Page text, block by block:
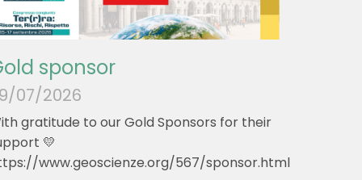
sponsor
07/2026
gratitude to our Gold Sponsors for their
💛
www.geoscienze.org/567/sponsor.html